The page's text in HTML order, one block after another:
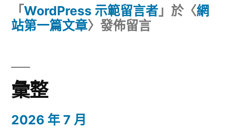
「 WordPress 示範留言者 」於〈網
站第一篇文章〉發佈留言
彙整
2026 年 7 月